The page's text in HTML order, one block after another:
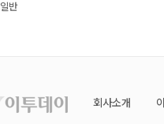
일반
회사소개